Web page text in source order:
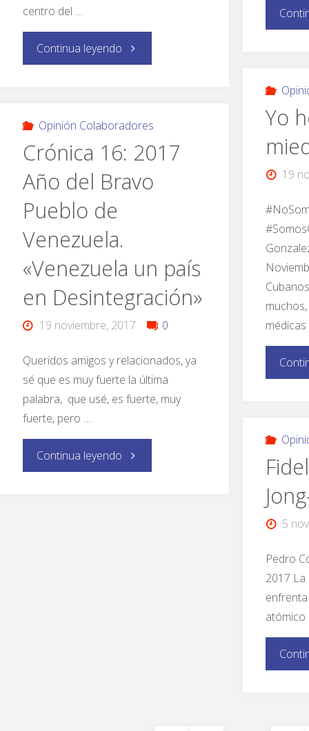
centro del …
Continua leyendo
Yo
19
Opinión Colaboradores
Crónica 16: 2017
Año del Bravo
Pueblo de
Venezuela.
«Venezuela un país
en Desintegración»
19 noviembre, 2017 0
Queridos amigos y relacionados, ya
sé que es muy fuerte la última
palabra, que usé, es fuerte, muy
fuerte, pero …
Continua leyendo
5
Pedro
2017
atómico